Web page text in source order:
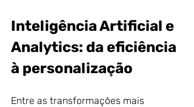
Inteligência Artificial e
Analytics: da eficiência
à personalização
Entre as transformações mais